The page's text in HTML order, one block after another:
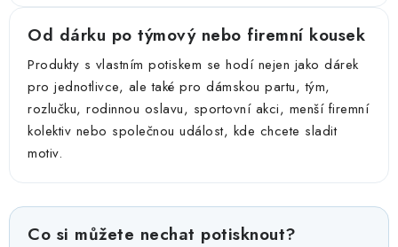
Od dárku po týmový nebo firemní kousek
Produkty s vlastním potiskem se hodí nejen jako dárek
pro jednotlivce, ale také pro dámskou partu, tým,
rozlučku, rodinnou oslavu, sportovní akci, menší firemní
kolektiv nebo společnou událost, kde chcete sladit
motiv.
Co si můžete nechat potisknout?